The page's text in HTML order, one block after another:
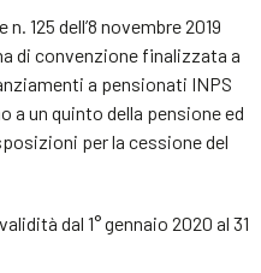
125 dell’8 novembre 2019
di convenzione finalizzata a
a pensionati INPS
a un quinto della pensione ed
per la cessione del
dal 1° gennaio 2020 al 31